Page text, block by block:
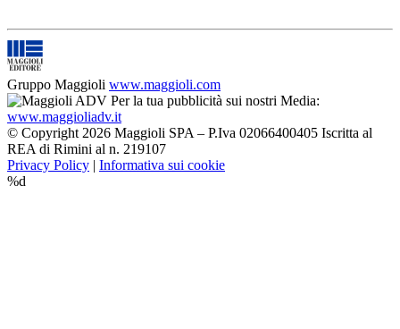
Gruppo Maggioli www.maggioli.com
Per la tua pubblicità sui nostri Media:
www.maggioliadv.it
© Copyright 2026 Maggioli SPA – P.Iva 02066400405 Iscritta al
REA di Rimini al n. 219107
Privacy Policy | Informativa sui cookie
%d